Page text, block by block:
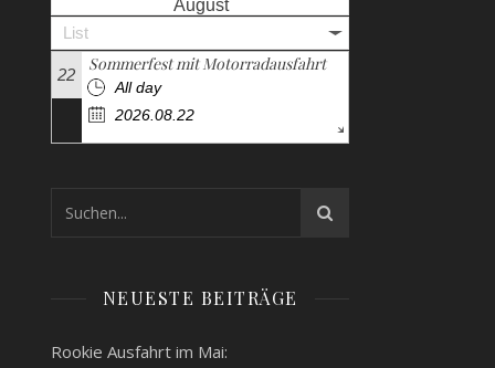
August
List
22
Sommerfest mit Motorradausfahrt
All day
2026.08.22
NEUESTE BEITRÄGE
Rookie Ausfahrt im Mai: